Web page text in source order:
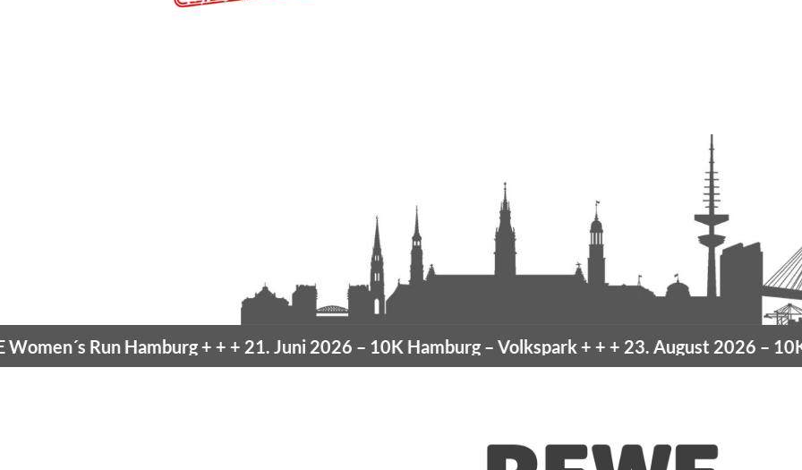
Run Hamburg+ + +21. Juni 2026 –10K Hamburg– Volkspark+ + +23. August 2026 –10K